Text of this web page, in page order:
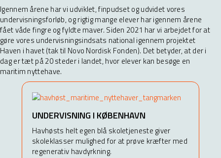
Igennem årene har vi udviklet, finpudset og udvidet vores
undervisningsforløb, og rigtig mange elever har igennem årene
fået våde fingre og fyldte maver. Siden 2021 har vi arbejdet for at
gøre vores undervisningsindsats national igennem projektet
Haven i havet (tak til Novo Nordisk Fonden). Det betyder, at der i
dag er tæt på 20 steder i landet, hvor elever kan besøge en
maritim nyttehave.
UNDERVISNING I KØBENHAVN
Havhøsts helt egen blå skoletjeneste giver
skoleklasser mulighed for at prøve kræfter med
regenerativ havdyrkning.